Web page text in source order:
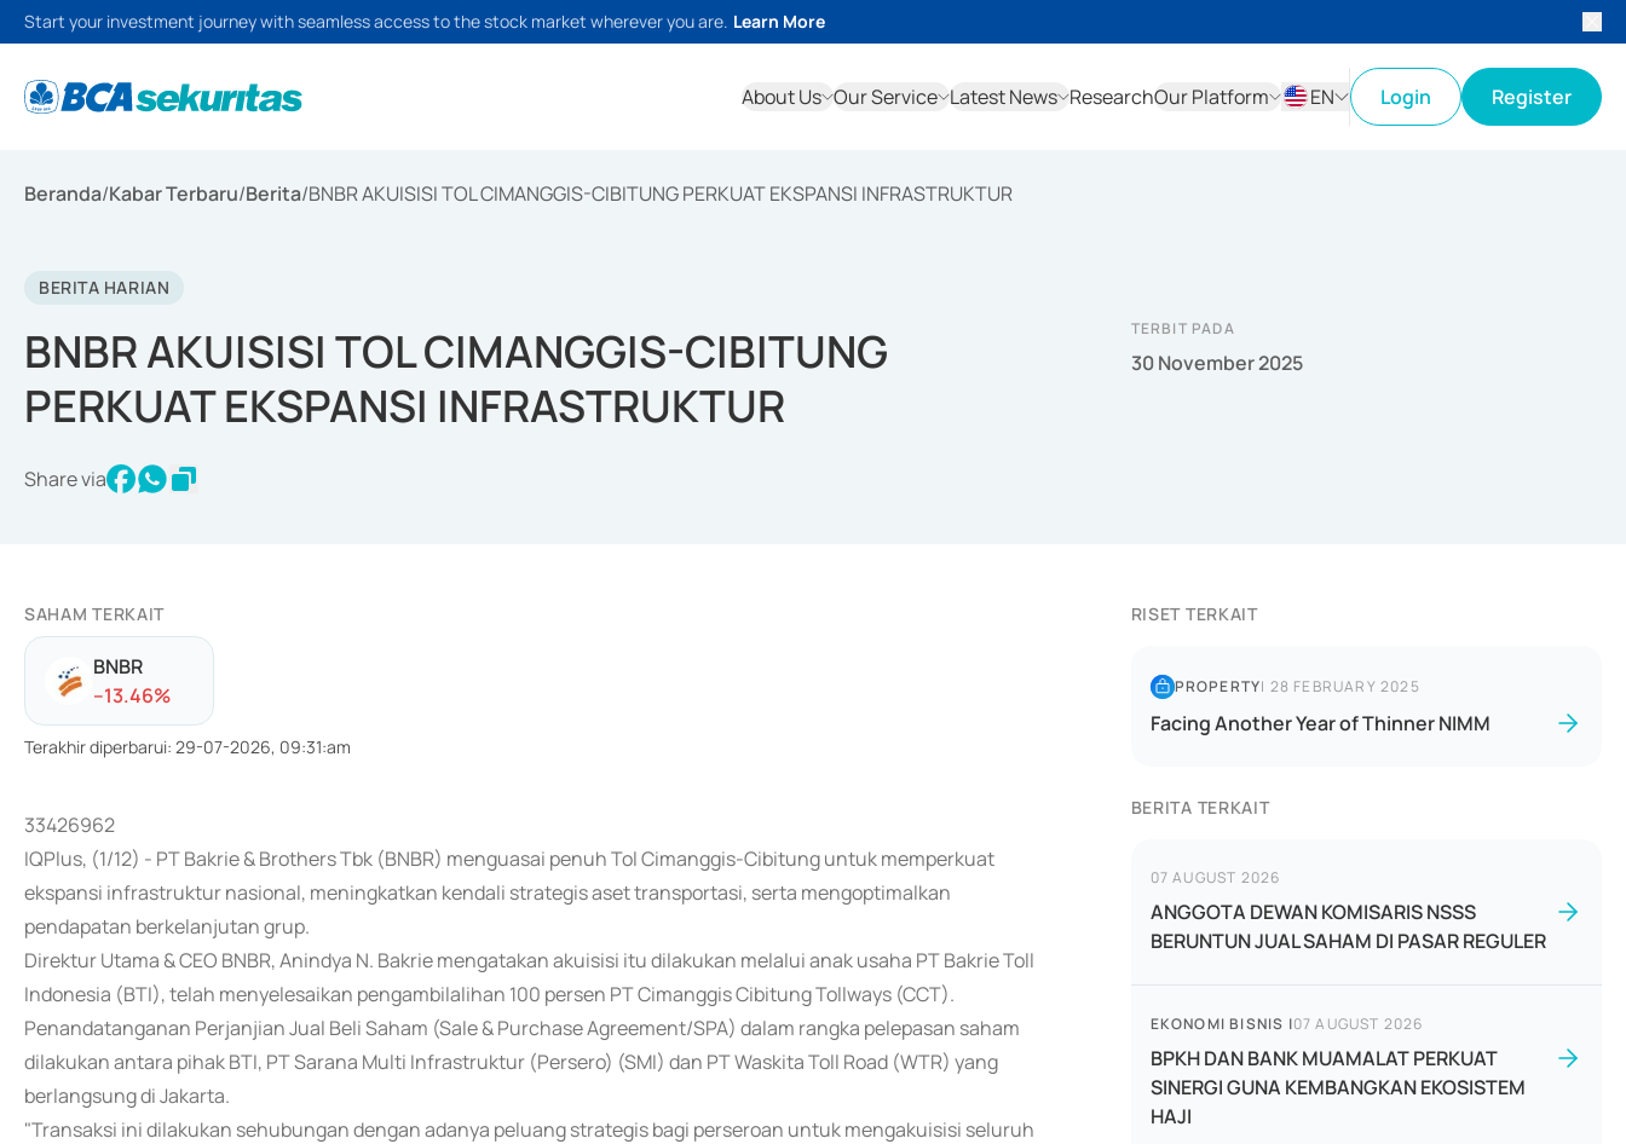
Start your investment journey with seamless access to the stock market wherever you are. Learn More
About Us Our Service Latest News ResearchOur Platform
EN
Login Register
Beranda/Kabar Terbaru/Berita/BNBR AKUISISI TOL CIMANGGIS-CIBITUNG PERKUAT EKSPANSI INFRASTRUKTUR
BERITA HARIAN
BNBR AKUISISI TOL CIMANGGIS-CIBITUNG
PERKUAT EKSPANSI INFRASTRUKTUR
Share via
TERBIT PADA
30 November 2025
SAHAM TERKAIT
BNBR
--13.46%
Terakhir diperbarui: 29-07-2026, 09:31:am
33426962
IQPlus, (1/12) - PT Bakrie & Brothers Tbk (BNBR) menguasai penuh Tol Cimanggis-Cibitung untuk memperkuat
ekspansi infrastruktur nasional, meningkatkan kendali strategis aset transportasi, serta mengoptimalkan
pendapatan berkelanjutan grup.
Direktur Utama & CEO BNBR, Anindya N. Bakrie mengatakan akuisisi itu dilakukan melalui anak usaha PT Bakrie Toll
Indonesia (BTI), telah menyelesaikan pengambilalihan 100 persen PT Cimanggis Cibitung Tollways (CCT).
Penandatanganan Perjanjian Jual Beli Saham (Sale & Purchase Agreement/SPA) dalam rangka pelepasan saham
dilakukan antara pihak BTI, PT Sarana Multi Infrastruktur (Persero) (SMI) dan PT Waskita Toll Road (WTR) yang
berlangsung di Jakarta.
"Transaksi ini dilakukan sehubungan dengan adanya peluang strategis bagi perseroan untuk mengakuisisi seluruh
RISET TERKAIT
PROPERTY| 28 FEBRUARY 2025
Facing Another Year of Thinner NIMM
BERITA TERKAIT
07 AUGUST 2026
ANGGOTA DEWAN KOMISARIS NSSS
BERUNTUN JUAL SAHAM DI PASAR REGULER
EKONOMI BISNIS |07 AUGUST 2026
BPKH DAN BANK MUAMALAT PERKUAT
SINERGI GUNA KEMBANGKAN EKOSISTEM
HAJI